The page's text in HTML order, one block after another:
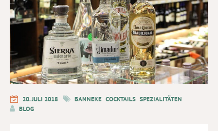
20. JULI 2018 BANNEKE COCKTAILS SPEZIALITÄTEN
BLOG